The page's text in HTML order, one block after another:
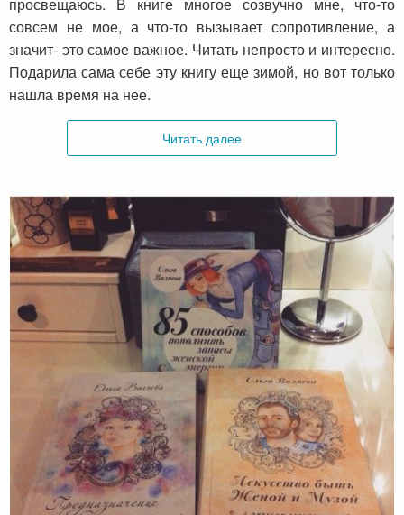
совсем не мое, а что-то вызывает сопротивление, а
значит- это самое важное. Читать непросто и интересно.
Подарила сама себе эту книгу еще зимой, но вот только
нашла время на нее.
Читать далее